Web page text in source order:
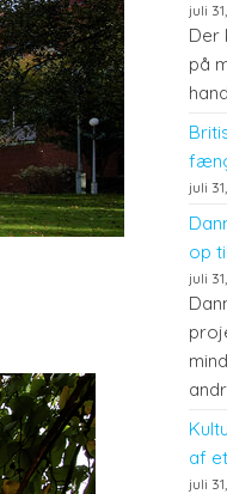
juli
Der
på
juli
op
juli
af
juli